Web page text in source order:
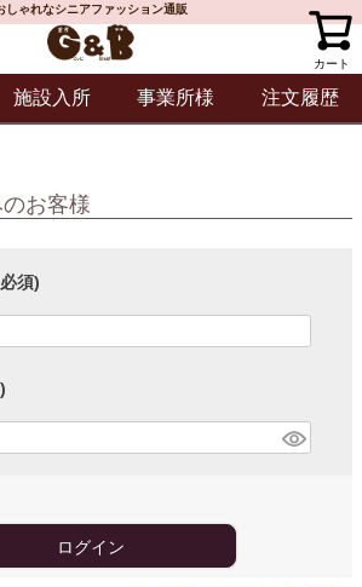
しゃれなシニアファッション通販
カート
施設入所 事業所様 注文履歴
お客様
須)
ログイン